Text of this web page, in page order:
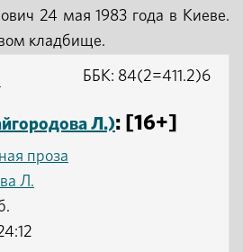
24 мая 1983 года в Киеве.
кладбище.
Л.): [16+]
проза
Л.
ББК: 84(2=411.2)6